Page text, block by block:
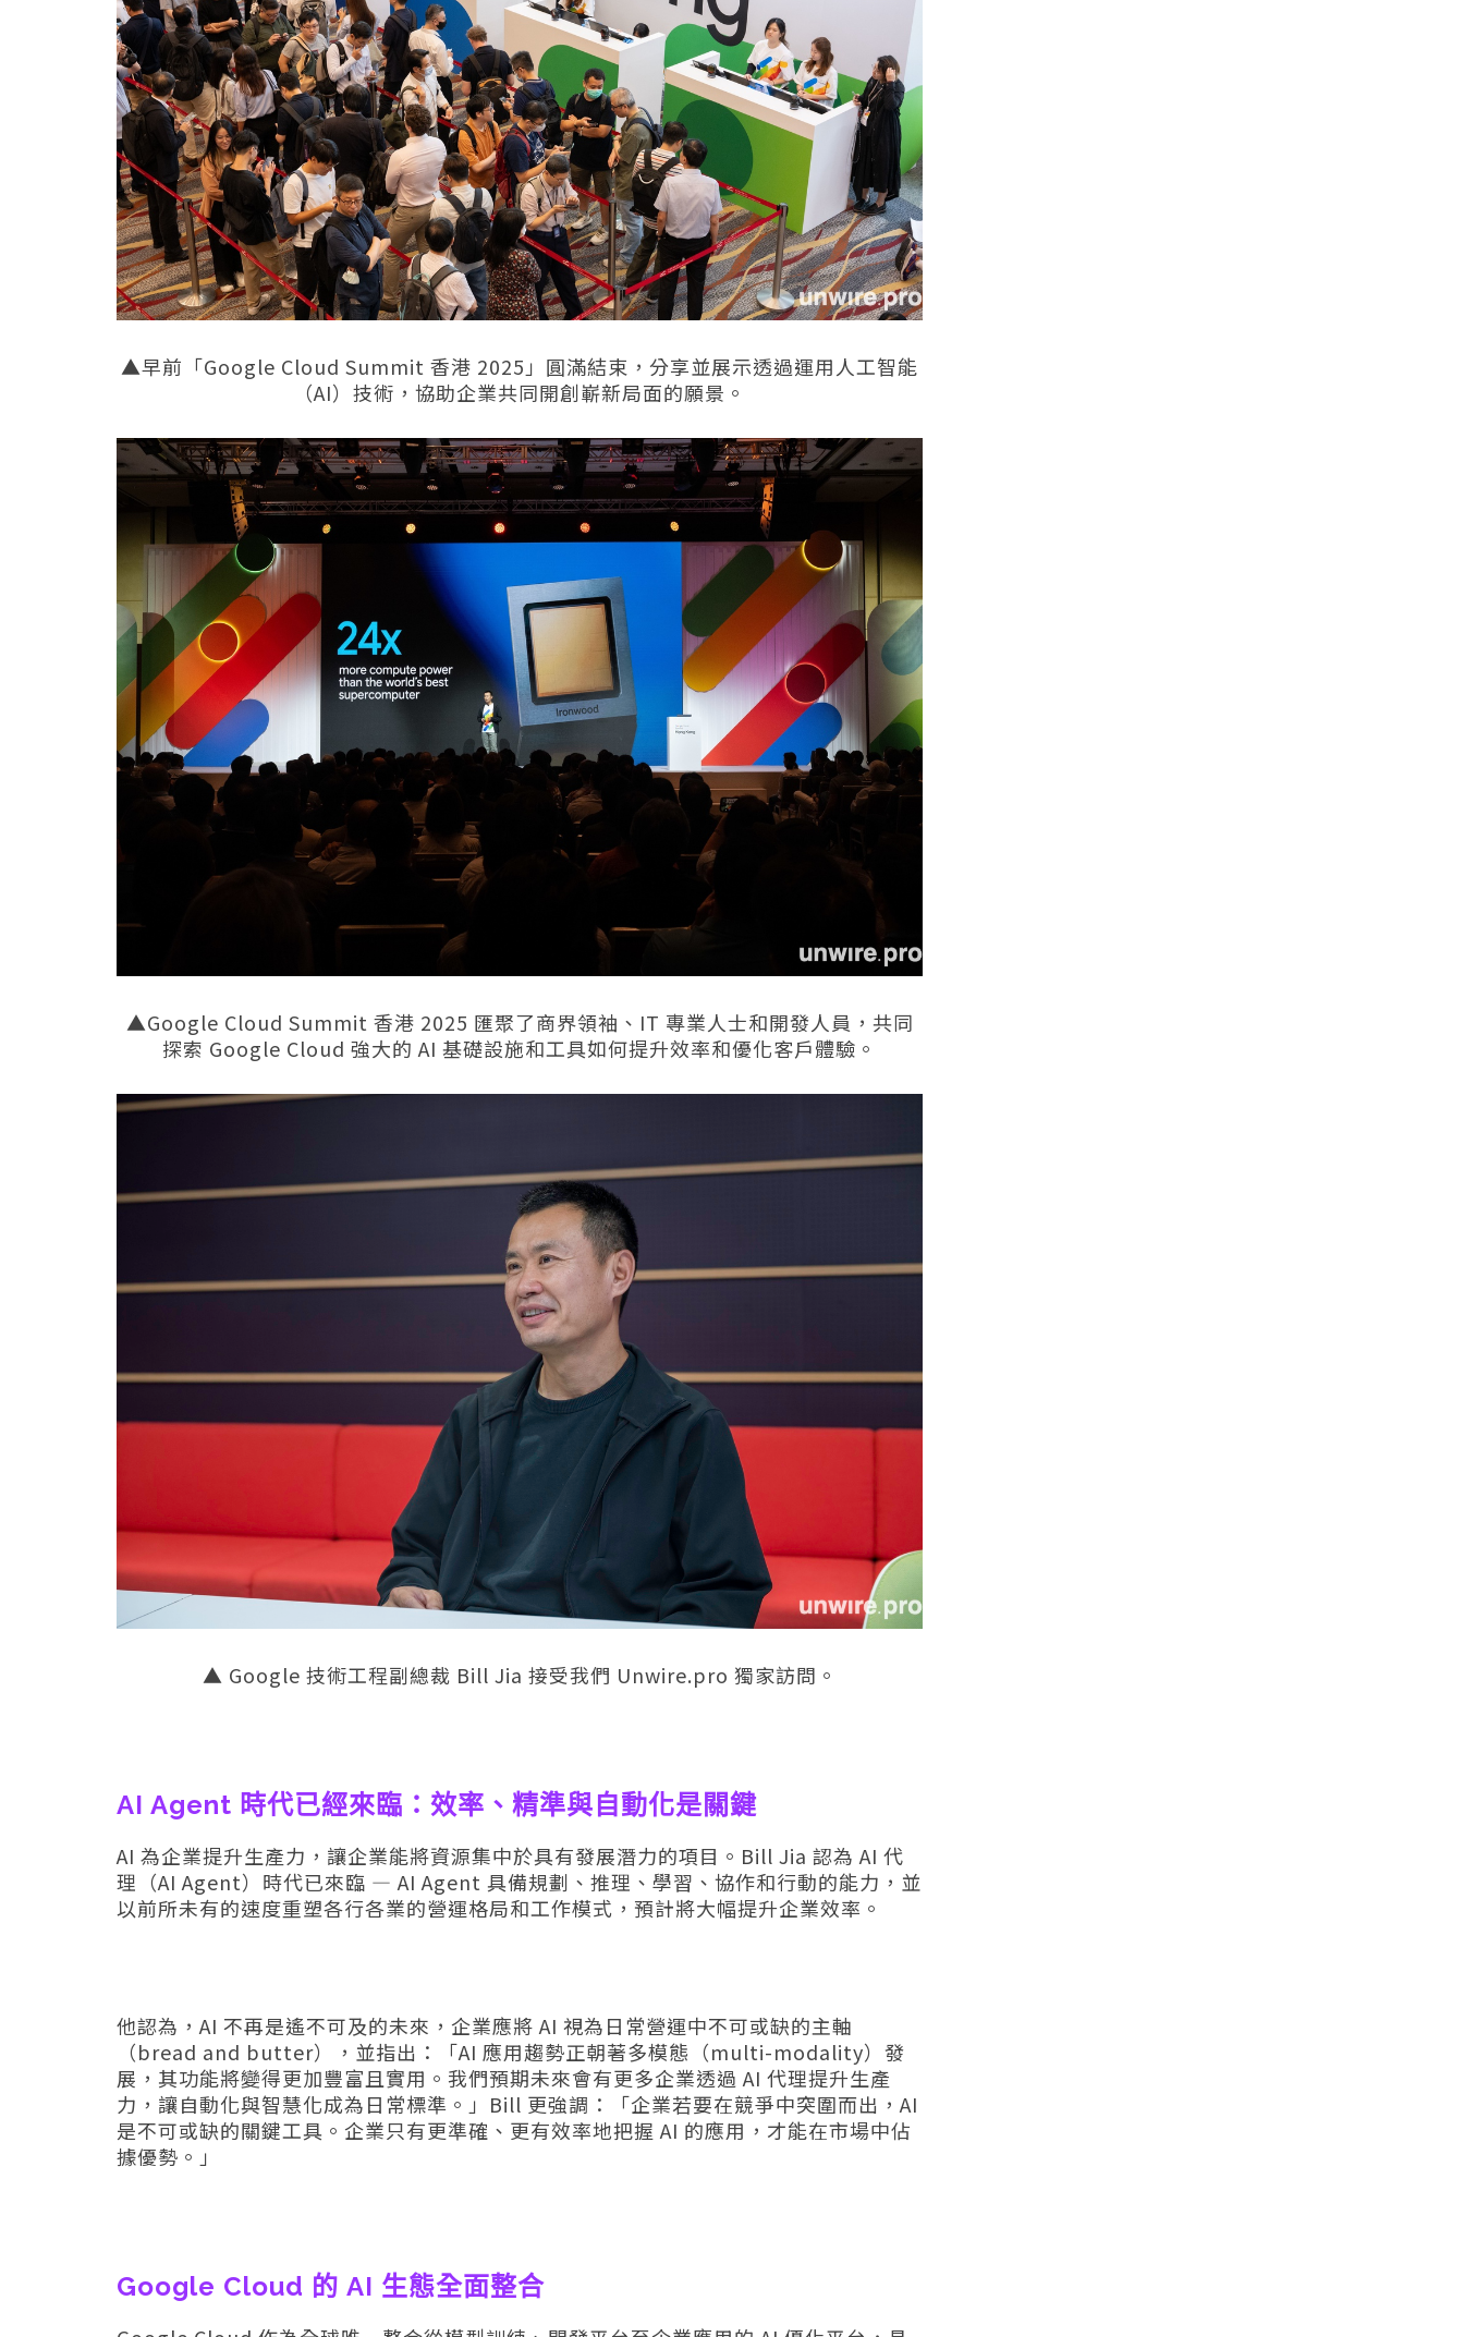
▲早前「Google Cloud Summit 香港 2025」圓滿結束，分享並展示透過運用人工智能
（AI）技術，協助企業共同開創嶄新局面的願景。
▲Google Cloud Summit 香港 2025 匯聚了商界領袖、IT 專業人士和開發人員，共同
探索 Google Cloud 強大的 AI 基礎設施和工具如何提升效率和優化客戶體驗。
▲ Google 技術工程副總裁 Bill Jia 接受我們 Unwire.pro 獨家訪問。
AI Agent 時代已經來臨：效率、精準與自動化是關鍵
AI 為企業提升生產力，讓企業能將資源集中於具有發展潛力的項目。Bill Jia 認為 AI 代
理（AI Agent）時代已來臨 — AI Agent 具備規劃、推理、學習、協作和行動的能力，並
以前所未有的速度重塑各行各業的營運格局和工作模式，預計將大幅提升企業效率。
他認為，AI 不再是遙不可及的未來，企業應將 AI 視為日常營運中不可或缺的主軸
（bread and butter），並指出：「AI 應用趨勢正朝著多模態（multi-modality）發
展，其功能將變得更加豐富且實用。我們預期未來會有更多企業透過 AI 代理提升生產
力，讓自動化與智慧化成為日常標準。」Bill 更強調：「企業若要在競爭中突圍而出，AI
是不可或缺的關鍵工具。企業只有更準確、更有效率地把握 AI 的應用，才能在市場中佔
據優勢。」
Google Cloud 的 AI 生態全面整合